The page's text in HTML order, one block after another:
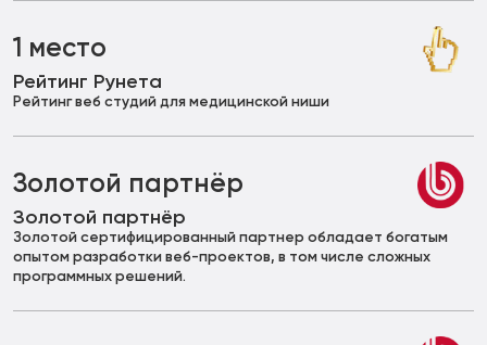
1 место
Рейтинг Рунета
Рейтинг веб студий для медицинской ниши
Золотой партнёр
Золотой партнёр
Золотой сертифицированный партнер обладает богатым
опытом разработки веб-проектов, в том числе сложных
программных решений.